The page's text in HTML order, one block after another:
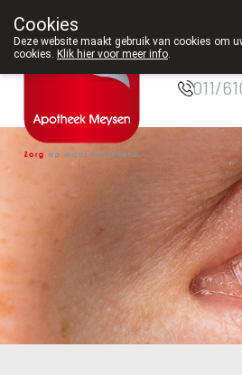
011/
Cookies
Deze website maakt gebruik van cookies om
cookies. Klik hier voor meer info.